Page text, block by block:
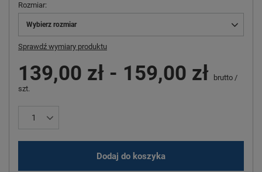
Rozmiar
Wybierz rozmiar
Sprawdź wymiary produktu
139,00 zł - 159,00 zł brutto /
szt.
Dodaj do koszyka